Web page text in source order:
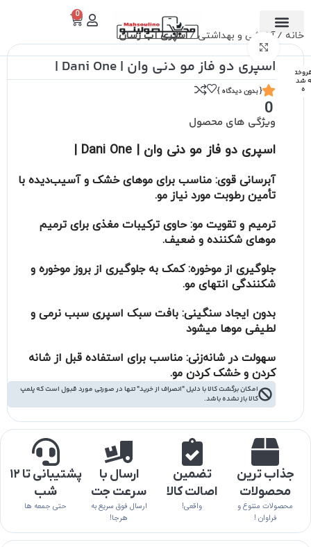
0
خانه آرایشی و بهداشتی اسپری آب رسان
ه شد
ه
برای بزرگنمایی کلیک کنید
اسپری دو فاز مو دنی وان | Dani One |
0
{ بدون دیدگاه }
ویژگی های محصول
اسپری دو فاز مو دنی وان | Dani One |
آبرسانی قوی: مناسب برای موهای خشک و آسیب‌دیده با
تأمین رطوبت مورد نیاز مو.
ترمیم و تقویت مو:حاوی ترکیبات مغذی برای ترمیم
موهای شکننده و ضعیف.
جلوگیری از موخوره:کمک به جلوگیری از بروز موخوره و
شکنندگی انتهای مو.
بدون ایجاد سنگینی: بافت سبک اسپری سبب نرمی و
لطیفی موها میشود
سهولت در شانه‌زنی: مناسب برای استفاده قبل از شانه
کردن و خشک کردن مو.
امکان برگشت کالا با دلیل "انصراف از خرید" تنها در صورتی مورد قبول است که پلمپ
کالا باز نشده باشد.
جذاب ترین
محصولات
محصولات متنوع و
فراوان !
تضمین
اصالت کالا
واقعی!
ارسال با
سرعت جت
ارسال فوق سریع به
هرجا!
پشتیبانی تا ۱۲
شب
حتی جمعه ها